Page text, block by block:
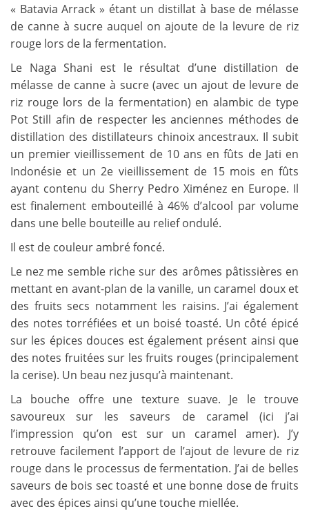
« Batavia Arrack » étant un distillat à base de mélasse
de canne à sucre auquel on ajoute de la levure de riz
rouge lors de la fermentation.
Le Naga Shani est le résultat d’une distillation de
mélasse de canne à sucre (avec un ajout de levure de
riz rouge lors de la fermentation) en alambic de type
Pot Still afin de respecter les anciennes méthodes de
distillation des distillateurs chinoix ancestraux. Il subit
un premier vieillissement de 10 ans en fûts de Jati en
Indonésie et un 2e vieillissement de 15 mois en fûts
ayant contenu du Sherry Pedro Ximénez en Europe. Il
est finalement embouteillé à 46% d’alcool par volume
dans une belle bouteille au relief ondulé.
Il est de couleur ambré foncé.
Le nez me semble riche sur des arômes pâtissières en
mettant en avant-plan de la vanille, un caramel doux et
des fruits secs notamment les raisins. J’ai également
des notes torréfiées et un boisé toasté. Un côté épicé
sur les épices douces est également présent ainsi que
des notes fruitées sur les fruits rouges (principalement
la cerise). Un beau nez jusqu’à maintenant.
La bouche offre une texture suave. Je le trouve
savoureux sur les saveurs de caramel (ici j’ai
l’impression qu’on est sur un caramel amer). J’y
retrouve facilement l’apport de l’ajout de levure de riz
rouge dans le processus de fermentation. J’ai de belles
saveurs de bois sec toasté et une bonne dose de fruits
avec des épices ainsi qu’une touche miellée.